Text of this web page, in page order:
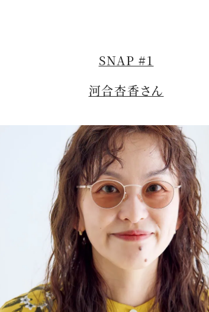
SNAP #1
河合杏香さん